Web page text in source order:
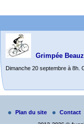
Dimanche 20 septembre à 8h.
Randonnée
Salut à tous,
Plan du site Contact